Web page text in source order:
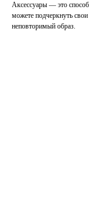
Аксессуары — это
можете подчеркнуть
неповторимый образ.